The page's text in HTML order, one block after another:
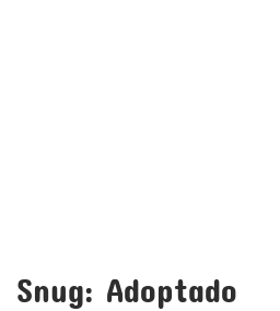
Snug: Adoptado